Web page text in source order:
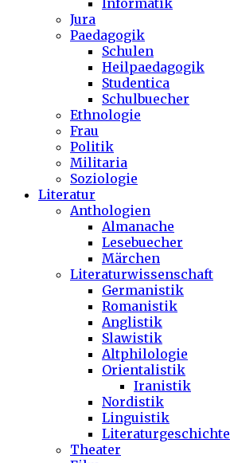
Informatik
Jura
Paedagogik
Schulen
Heilpaedagogik
Studentica
Schulbuecher
Ethnologie
Frau
Politik
Militaria
Soziologie
Literatur
Anthologien
Almanache
Lesebuecher
Märchen
Literaturwissenschaft
Germanistik
Romanistik
Anglistik
Slawistik
Altphilologie
Orientalistik
Iranistik
Nordistik
Linguistik
Literaturgeschichte
Theater